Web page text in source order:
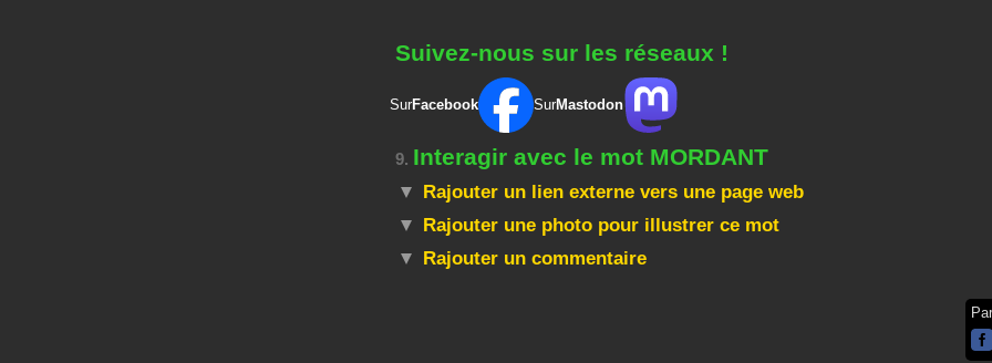
Suivez-nous sur les réseaux !
SurFacebook SurMastodon
9. Interagir avec le mot MORDANT
Rajouter un lien externe vers une page web
Rajouter une photo pour illustrer ce mot
Rajouter un commentaire